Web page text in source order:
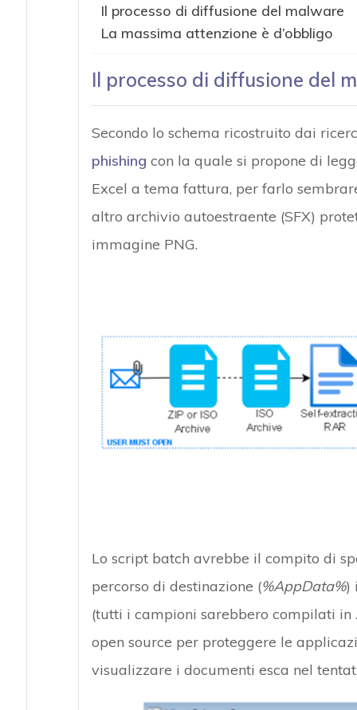
Il processo di diffusione del malware
La massima attenzione è d’obbligo
Il processo di diffusione del
Secondo lo schema ricostruito dai
phishing con la quale si propone di
Excel a tema fattura, per farlo
altro archivio autoestraente (SFX)
immagine PNG.
Lo script batch avrebbe il compito di
percorso di destinazione (%AppData%)
(tutti i campioni sarebbero compilati in
open source per proteggere le
visualizzare i documenti esca nel
Attacchi